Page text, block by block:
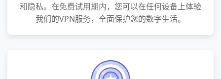
和隐私。在免费试用期内，您可以在任何设备上体验
我们的VPN服务，全面保护您的数字生活。